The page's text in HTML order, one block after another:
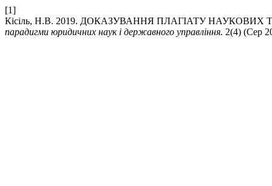
[1]
Кісіль, Н.В. 2019. ДОКАЗУВАННЯ ПЛАГІАТУ
парадигми юридичних наук і державного управління. 2(4) (Сер